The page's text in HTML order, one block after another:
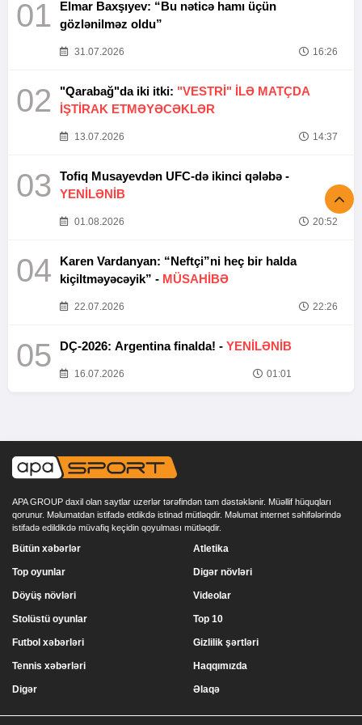
01
Elmar Baxşıyev: “Bu nəticə hamı üçün
gözlənilməz oldu”
31.07.2026 16:26
02 "Qarabağ"da iki itki: "VESTRİ" İLƏ MATÇDA
İŞTİRAK ETMƏYƏCƏKLƏR
13.07.2026 14:37
03
Tofiq Musayevdən UFC-də ikinci qələbə -
YENİLƏNİB
01.08.2026 20:52
04
Karen Vardanyan: “Neftçi”ni heç bir halda
kiçiltməyəcəyik” - MÜSAHİBƏ
22.07.2026 22:26
05 DÇ-2026: Argentina finalda! - YENİLƏNİB
16.07.2026 01:01
APA GROUP daxil olan saytlar uzerlər tərəfindən tam dəstəklənir. Müəllif hüquqları
qorunur. Məlumatdan istifadə etdikdə istinad mütləqdir. Məlumat internet səhifələrində
istifadə edildikdə müvafiq keçidin qoyulması mütləqdir.
Bütün xəbərlər
Top oyunlar
Döyüş növləri
Stolüstü oyunlar
Atletika
Digər növləri
Videolar
Top 10
Futbol xəbərləri
Tennis xəbərləri
Digər
Gizlilik şərtləri
Haqqımızda
Əlaqə